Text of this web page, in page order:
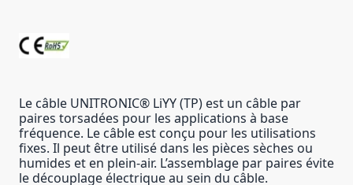
Le câble UNITRONIC® LiYY (TP) est un câble par
paires torsadées pour les applications à base
fréquence. Le câble est conçu pour les utilisations
fixes. Il peut être utilisé dans les pièces sèches ou
humides et en plein-air. L’assemblage par paires évite
le découplage électrique au sein du câble.